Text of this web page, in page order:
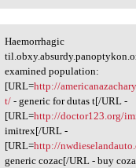
Haemorrhagic
examined population:
[URL=http://
t/- generic for dutas t[/URL -
[URL=http://doctor123.org/
imitrex[/URL -
[URL=http://
generic cozac[/URL - buy